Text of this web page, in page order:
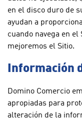
en el disco duro de
ayudan a
cuando navega en
mejoremos el Sitio.
Información
Domino Comercio
apropiadas para
alteración de la